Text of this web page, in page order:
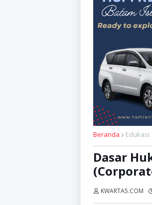
Beranda Edukasi
Dasar
KWARTA5.COM